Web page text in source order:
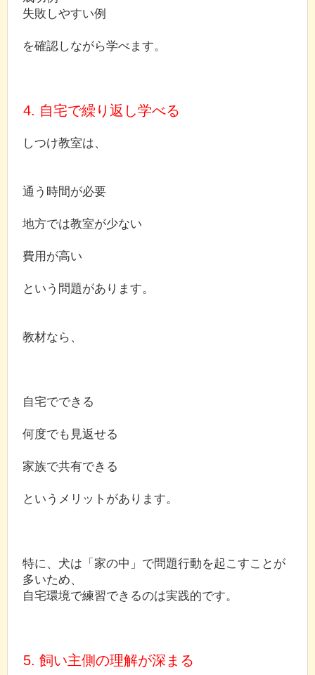
失敗しやすい例
を確認しながら学べます。
4. 自宅で繰り返し学べる
しつけ教室は、
通う時間が必要
地方では教室が少ない
費用が高い
という問題があります。
教材なら、
自宅でできる
何度でも見返せる
家族で共有できる
というメリットがあります。
特に、犬は「家の中」で問題行動を起こすことが
多いため、
自宅環境で練習できるのは実践的です。
5. 飼い主側の理解が深まる